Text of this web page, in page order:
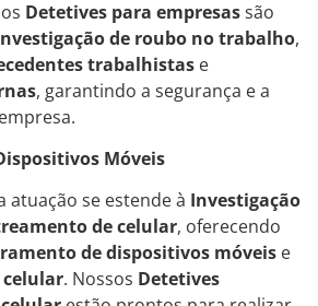
Detetives para empresassão
de roubo no trabalho,
trabalhistas e
, garantindo a segurança e a
Móveis
atuação se estende à Investigação
de celular, oferecendo
de dispositivos móveis e
celular. Nossos Detetives